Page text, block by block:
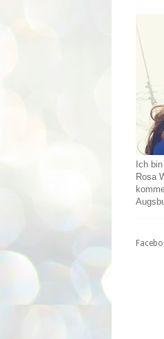
Ich
Rosa